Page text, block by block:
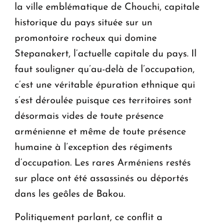
la ville emblématique de Chouchi, capitale
historique du pays située sur un
promontoire rocheux qui domine
Stepanakert, l’actuelle capitale du pays. Il
faut souligner qu’au-delà de l’occupation,
c’est une véritable épuration ethnique qui
s’est déroulée puisque ces territoires sont
désormais vides de toute présence
arménienne et même de toute présence
humaine à l’exception des régiments
d’occupation. Les rares Arméniens restés
sur place ont été assassinés ou déportés
dans les geôles de Bakou.
Politiquement parlant, ce conflit a